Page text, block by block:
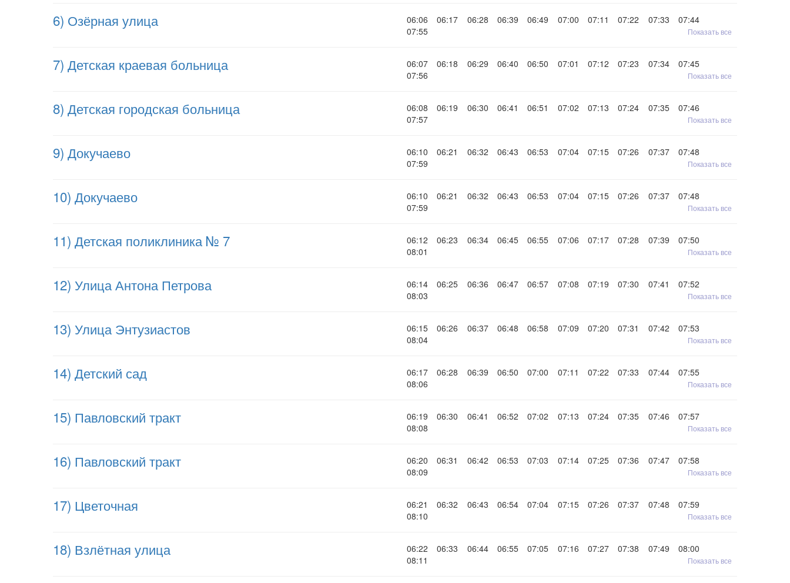
6) Озёрная улица 06:06 06:17 06:28 06:39 06:49 07:00 07:11 07:22 07:33
07:44
07:55
Показать все
7) Детская краевая больница 06:07 06:18 06:29 06:40 06:50 07:01 07:12 07:23 07:34
07:45
07:56
Показать все
8) Детская городская больница 06:08 06:19 06:30 06:41 06:51 07:02 07:13 07:24 07:35
07:46
07:57
Показать все
9) Докучаево 06:10 06:21 06:32 06:43 06:53 07:04 07:15 07:26 07:37
07:48
07:59
Показать все
10) Докучаево 06:10 06:21 06:32 06:43 06:53 07:04 07:15 07:26 07:37
07:48
07:59
Показать все
11) Детская поликлиника № 7 06:12 06:23 06:34 06:45 06:55 07:06 07:17 07:28 07:39
07:50
08:01
Показать все
12) Улица Антона Петрова 06:14 06:25 06:36 06:47 06:57 07:08 07:19 07:30 07:41
07:52
08:03
Показать все
13) Улица Энтузиастов 06:15 06:26 06:37 06:48 06:58 07:09 07:20 07:31 07:42
07:53
08:04
Показать все
14) Детский сад 06:17 06:28 06:39 06:50 07:00 07:11 07:22 07:33 07:44
07:55
08:06
Показать все
15) Павловский тракт 06:19 06:30 06:41 06:52 07:02 07:13 07:24 07:35 07:46
07:57
08:08
Показать все
16) Павловский тракт 06:20 06:31 06:42 06:53 07:03 07:14 07:25 07:36 07:47
07:58
08:09
Показать все
17) Цветочная 06:21 06:32 06:43 06:54 07:04 07:15 07:26 07:37 07:48
07:59
08:10
Показать все
18) Взлётная улица 06:22 06:33 06:44 06:55 07:05 07:16 07:27 07:38 07:49
08:00
08:11
Показать все